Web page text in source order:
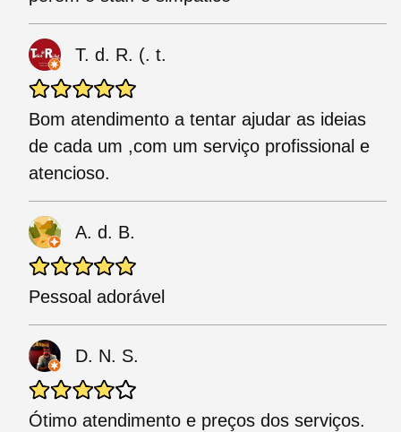
T. d. R. (. t.
Bom atendimento a tentar ajudar as ideias
de cada um ,com um serviço profissional e
atencioso.
A. d. B.
Pessoal adorável
D. N. S.
Ótimo atendimento e preços dos serviços.